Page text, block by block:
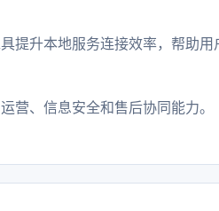
提升本地服务连接效率，帮助用
营、信息安全和售后协同能力。